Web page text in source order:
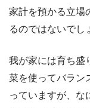
家計を預かる立場
るのではないでし
我が家には育ち盛
菜を使ってバラン
っていますが、な